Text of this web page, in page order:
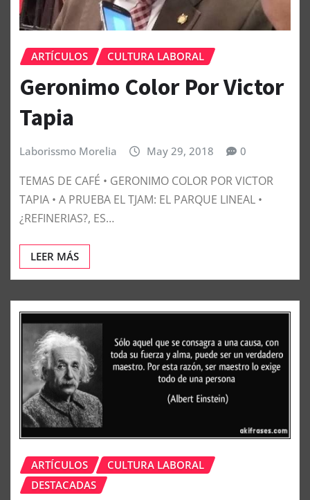
ARTÍCULOS CULTURA LABORAL
Geronimo Color Por Victor
Tapia
Laborissmo Morelia May 29, 2018 0
TEMAS DE CAFÉ • GERONIMO COLOR POR VICTOR
TAPIA • A PRUEBA EL TJAM: EL PARQUE LINEAL •
¿REFINERIAS?, ES…
LEER MÁS
ARTÍCULOS
CULTURA LABORAL
DESTACADAS